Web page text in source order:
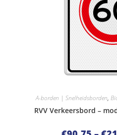
A-borden | Snelheidsborden,
RVV Verkeersbord –